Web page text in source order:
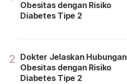
Obesitas dengan Risiko
Diabetes Tipe 2
2 Dokter Jelaskan Hubungan
Obesitas dengan Risiko
Diabetes Tipe 2